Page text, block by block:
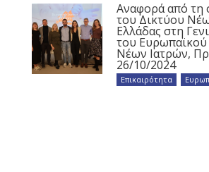
Αναφορά από τη
του Δικτύου
Ελλάδας στη
του
Νέων Ιατρών,
26/10/2024
Επικαιρότητα